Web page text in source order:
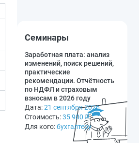
Семинары
Заработная плата: анализ
изменений, поиск решений,
практические
рекомендации. Отчётность
по НДФЛ и страховым
взносам в 2026 году
Дата:21 сентября 2026
Стоимость:35 900 ₽
Для кого:бухгалтеру